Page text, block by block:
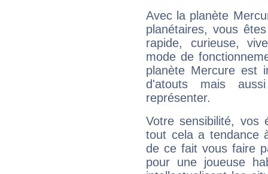
Avec la planète
planétaires, vous
rapide, curieuse,
mode de
planète Mercure est
d'atouts mais
représenter.
Votre sensibilité,
tout cela a tendance
de ce fait vous faire
pour une joueuse